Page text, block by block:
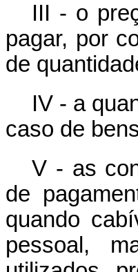
III - o
pagar, por
de
IV - a
caso de
V - as
de
quando
pessoal,